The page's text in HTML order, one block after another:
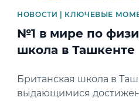
НОВОСТИ | КЛЮЧЕВЫЕ
№1 в мире по
школа в Ташкенте
Британская школа в
выдающимися